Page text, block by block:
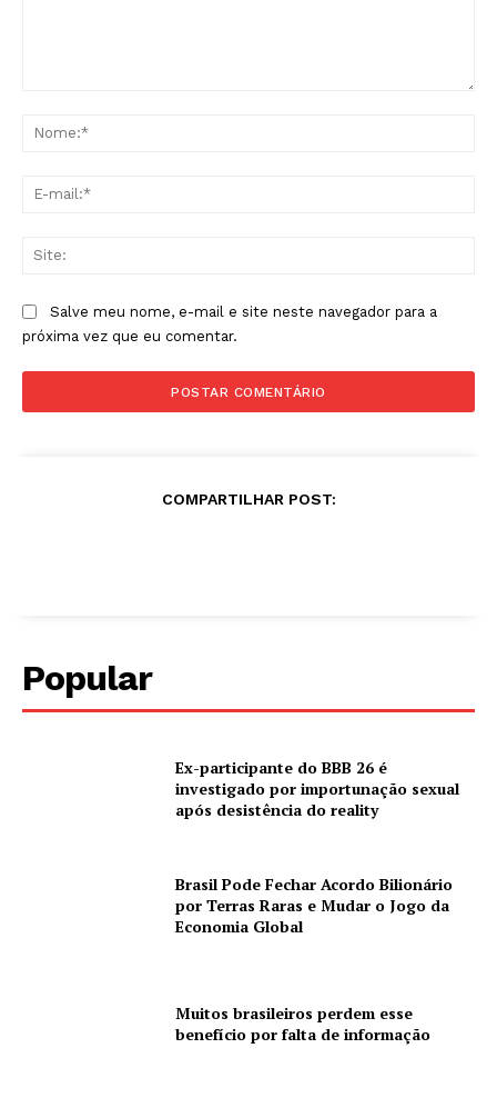
Salve meu nome, e-mail e site neste navegador para a
próxima vez que eu comentar.
COMPARTILHAR POST:
Popular
Ex-participante do BBB 26 é
investigado por importunação sexual
após desistência do reality
Brasil Pode Fechar Acordo Bilionário
por Terras Raras e Mudar o Jogo da
Economia Global
Muitos brasileiros perdem esse
benefício por falta de informação